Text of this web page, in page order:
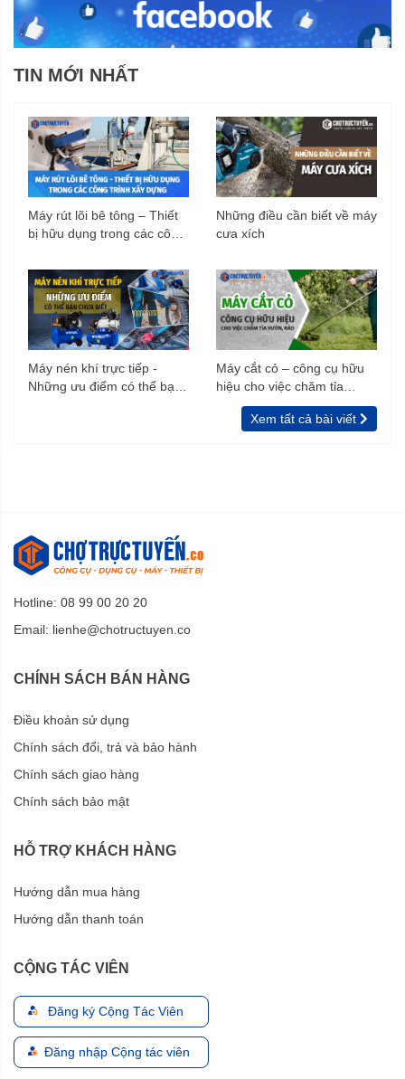
TIN MỚI NHẤT
Máy rút lõi bê tông – Thiết
bị hữu dụng trong các công
Những điều cần biết về máy
cưa xích
Máy nén khí trực tiếp -
Những ưu điểm có thể bạn
Máy cắt cỏ – công cụ hữu
hiệu cho việc chăm tỉa
vườn, rào
Xem tất cả bài viết
Hotline: 08 99 00 20 20
Email: lienhe@chotructuyen.co
CHÍNH SÁCH BÁN HÀNG
Điều khoản sử dụng
Chính sách đổi, trả và bảo hành
Chính sách giao hàng
Chính sách bảo mật
HỖ TRỢ KHÁCH HÀNG
Hướng dẫn mua hàng
Hướng dẫn thanh toán
CỘNG TÁC VIÊN
Đăng ký Cộng Tác Viên
Đăng nhập Cộng tác viên